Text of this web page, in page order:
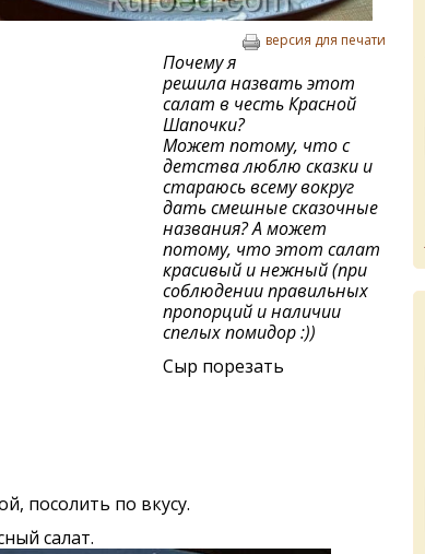
версия для печати
Почему я
решила назвать этот
салат в честь Красной
Шапочки?
Может потому, что с
детства люблю сказки и
стараюсь всему вокруг
дать смешные сказочные
названия? А может
потому, что этот салат
красивый и нежный (при
соблюдении правильных
пропорций и наличии
спелых помидор :))
Сыр порезать
посолить по вкусу.
салат.